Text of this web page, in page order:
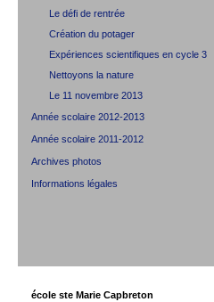
Le défi de rentrée
Création du potager
Expériences scientifiques en cycle 3
Nettoyons la nature
Le 11 novembre 2013
Année scolaire 2012-2013
Année scolaire 2011-2012
Archives photos
Informations légales
école ste Marie Capbreton